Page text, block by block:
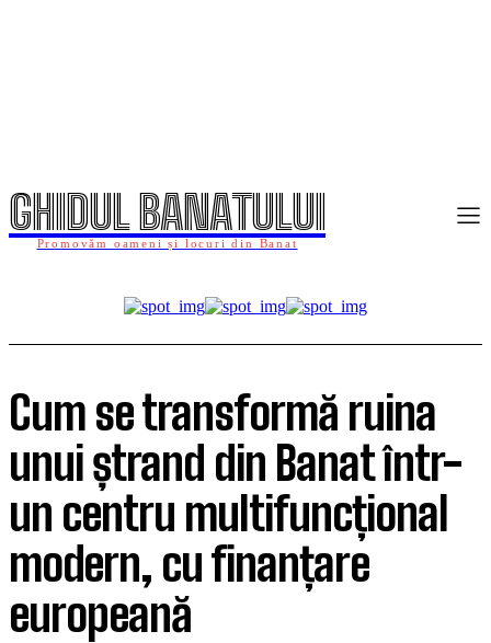
GHIDUL BANATULUI
Promovăm oameni și locuri din Banat
Cum se transformă ruina
unui ștrand din Banat într-
un centru multifuncțional
modern, cu finanțare
europeană